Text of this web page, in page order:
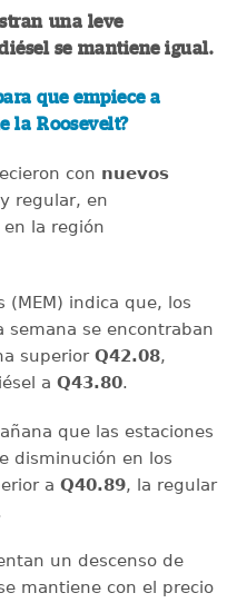
una leve
se mantiene igual.
que empiece a
la Roosevelt?
con nuevos
regular, en
la región
(MEM) indica que, los
semana se encontraban
superior Q42.08,
a Q43.80.
que las estaciones
disminución en los
a Q40.89, la regular
un descenso de
mantiene con el precio